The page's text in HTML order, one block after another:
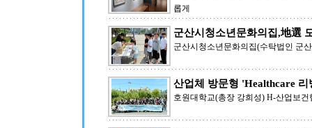
롭게
군산시청소년문화의집,地選
군산시청소년문화의집(수탁법인 군
산업체 방문형 'Healthcare 리
호원대학교(총장 강희성) H-산업보